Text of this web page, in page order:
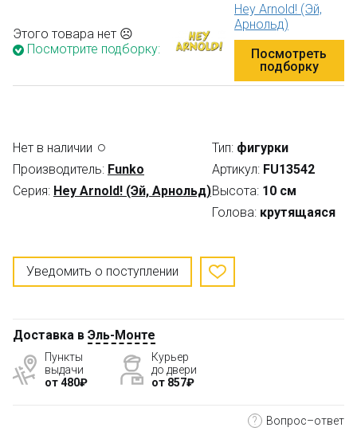
Этого товара нет ☹
Посмотрите подборку:
Hey Arnold! (Эй,
Арнольд)
Посмотреть
подборку
Нет в наличии
Производитель: Funko
Серия: Hey Arnold! (Эй, Арнольд)
Тип: фигурки
Артикул: FU13542
Высота: 10 см
Голова: крутящаяся
Уведомить о поступлении
Доставка в Эль-Монте
Пункты
выдачи
от 480₽
Курьер
до двери
от 857₽
? Вопрос–ответ